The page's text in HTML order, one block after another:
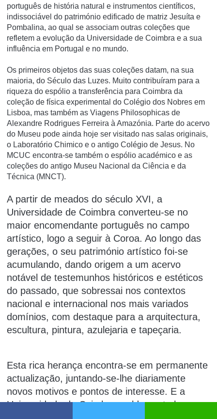
português de história natural e instrumentos científicos,
indissociável do património edificado de matriz Jesuíta e
Pombalina, ao qual se associam outras coleções que
refletem a evolução da Universidade de Coimbra e a sua
influência em Portugal e no mundo.
Os primeiros objetos das suas coleções datam, na sua
maioria, do Século das Luzes. Muito contribuíram para a
riqueza do espólio a transferência para Coimbra da
coleção de física experimental do Colégio dos Nobres em
Lisboa, mas também as Viagens Philosophicas de
Alexandre Rodrigues Ferreira à Amazónia. Parte do acervo
do Museu pode ainda hoje ser visitado nas salas originais,
o Laboratório Chimico e o antigo Colégio de Jesus. No
MCUC encontra-se também o espólio académico e as
coleções do antigo Museu Nacional da Ciência e da
Técnica (MNCT).
A partir de meados do século XVI, a
Universidade de Coimbra converteu-se no
maior encomendante português no campo
artístico, logo a seguir à Coroa. Ao longo das
gerações, o seu património artístico foi-se
acumulando, dando origem a um acervo
notável de testemunhos históricos e estéticos
do passado, que sobressai nos contextos
nacional e internacional nos mais variados
domínios, com destaque para a arquitectura,
escultura, pintura, azulejaria e tapeçaria.
Esta rica herança encontra-se em permanente
actualização, juntando-se-lhe diariamente
novos motivos e pontos de interesse. E a
Universidade de Coimbra moldou esta herança